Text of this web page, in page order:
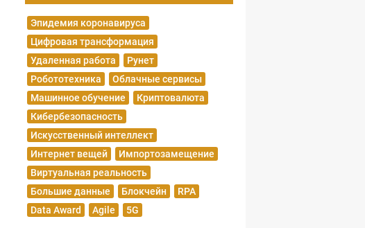
Эпидемия коронавируса
Цифровая трансформация
Удаленная работа
Рунет
Робототехника
Облачные сервисы
Машинное обучение
Криптовалюта
Кибербезопасность
Искусственный интеллект
Интернет вещей
Импортозамещение
Виртуальная реальность
Большие данные
Блокчейн
RPA
Data Award
Agile 5G